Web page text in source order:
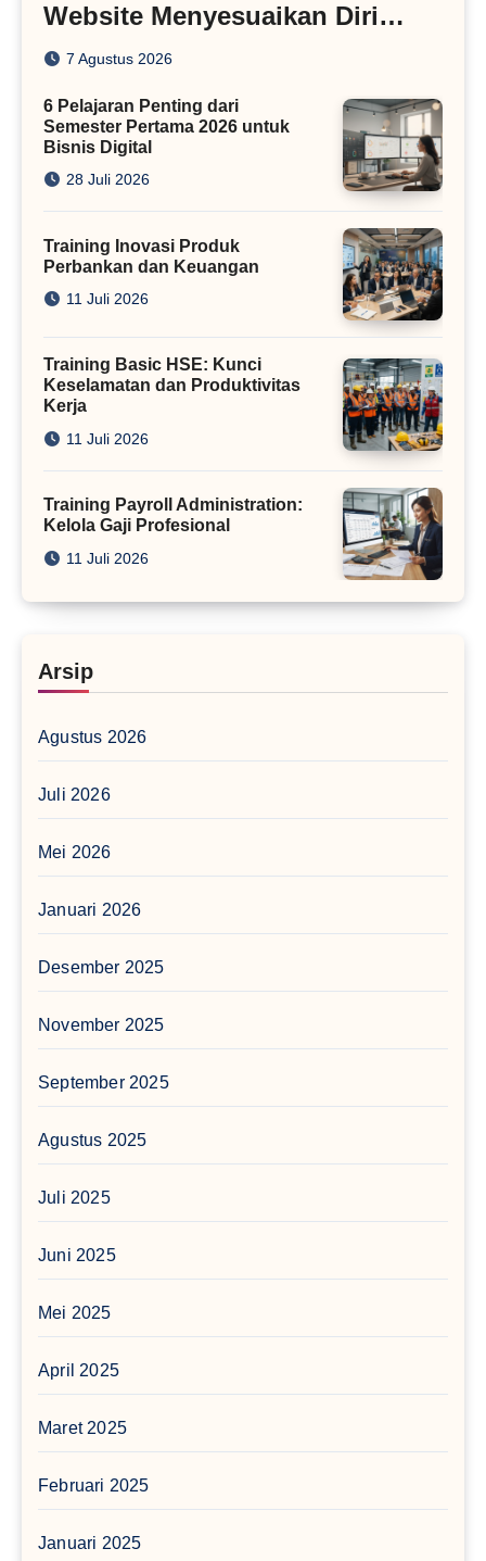
Website Menyesuaikan Diri
dengan Algoritma SEO Masa
7 Agustus 2026
6 Pelajaran Penting dari
Semester Pertama 2026 untuk
Bisnis Digital
28 Juli 2026
Training Inovasi Produk
Perbankan dan Keuangan
11 Juli 2026
Training Basic HSE: Kunci
Keselamatan dan Produktivitas
Kerja
11 Juli 2026
Training Payroll Administration:
Kelola Gaji Profesional
11 Juli 2026
Arsip
Agustus 2026
Juli 2026
Mei 2026
Januari 2026
Desember 2025
November 2025
September 2025
Agustus 2025
Juli 2025
Juni 2025
Mei 2025
April 2025
Maret 2025
Februari 2025
Januari 2025